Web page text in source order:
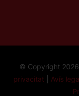
© Copyright 2026
privacitat
Avís